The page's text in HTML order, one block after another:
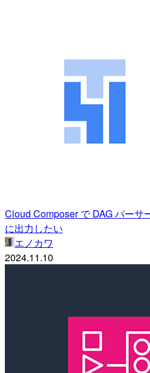
Cloud Composer で DAG パーサ
に出力したい
エノカワ
2024.11.10